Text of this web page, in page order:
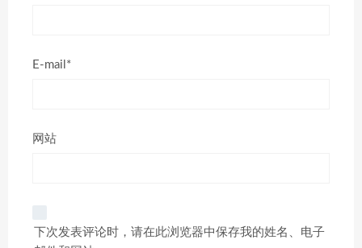
E-mail*
网站
下次发表评论时，请在此浏览器中保存我的姓名、电子